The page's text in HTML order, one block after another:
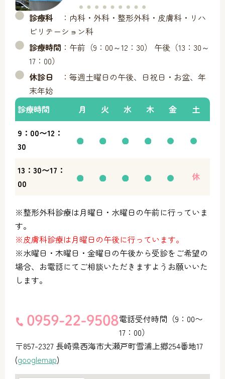
診療科：内科・外科・整形外科・皮膚科・リハ
ビリテーション科
診療時間 ：午前（9：00～12：30） 午後（13：30～
17：00）
休診日 ：毎週土曜日の午後、日祝日・お盆、年
末年始
診療時間
月 火 水 木 金
土
9：00〜12：
30
13：30〜17：
00
休
※整形外科診療は月曜日・水曜日の午前に行っていま
す。
※皮膚科診療は月曜日の午後に行っています。
※水曜日・木曜日・金曜日の午後から受診をご希望の
場合、お電話にてご相談いただきますようお願いいた
します。
電話受付時間（9：00〜
17：00）
〒857-2327 長崎県西海市大瀬戸町雪浦上郷254番地17
(googlemap)